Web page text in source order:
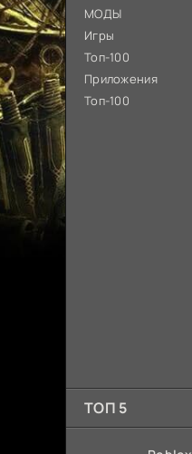
МОДЫ
Игры
Топ-100
Приложения
Топ-100
ТОП 5